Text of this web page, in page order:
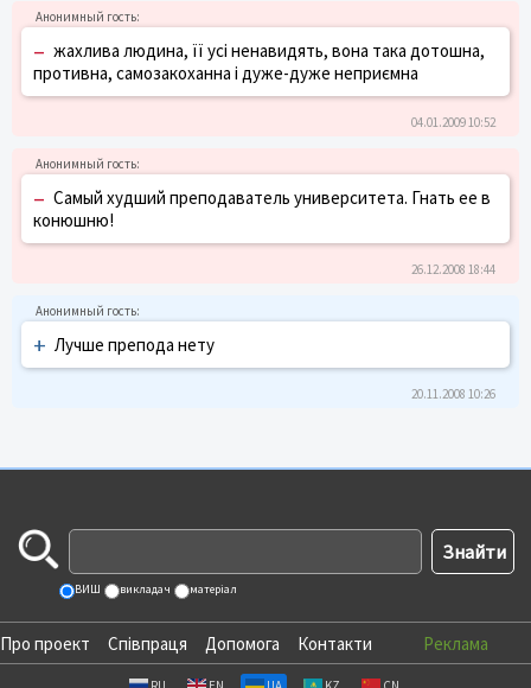
– жахлива людина, її усі ненавидять, вона така дотошна,
противна, самозакоханна і дуже-дуже неприємна
04.01.2009 10:52
– Самый худший преподаватель университета. Гнать ее в
конюшню!
26.12.2008 18:44
+ Лучше препода нету
20.11.2008 10:26
ВИШ викладач матеріал
Про проект Співпраця Допомога Контакти Реклама